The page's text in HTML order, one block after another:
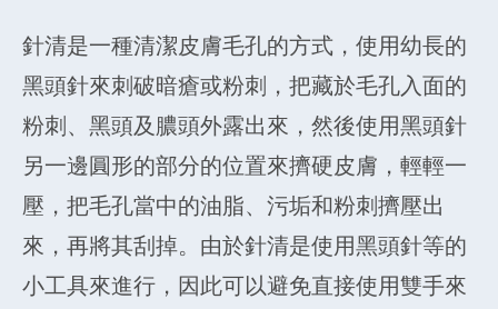
針清是一種清潔皮膚毛孔的方式，使用幼長的
黑頭針來刺破暗瘡或粉刺，把藏於毛孔入面的
粉刺、黑頭及膿頭外露出來，然後使用黑頭針
另一邊圓形的部分的位置來擠硬皮膚，輕輕一
壓，把毛孔當中的油脂、污垢和粉刺擠壓出
來，再將其刮掉。由於針清是使用黑頭針等的
小工具來進行，因此可以避免直接使用雙手來